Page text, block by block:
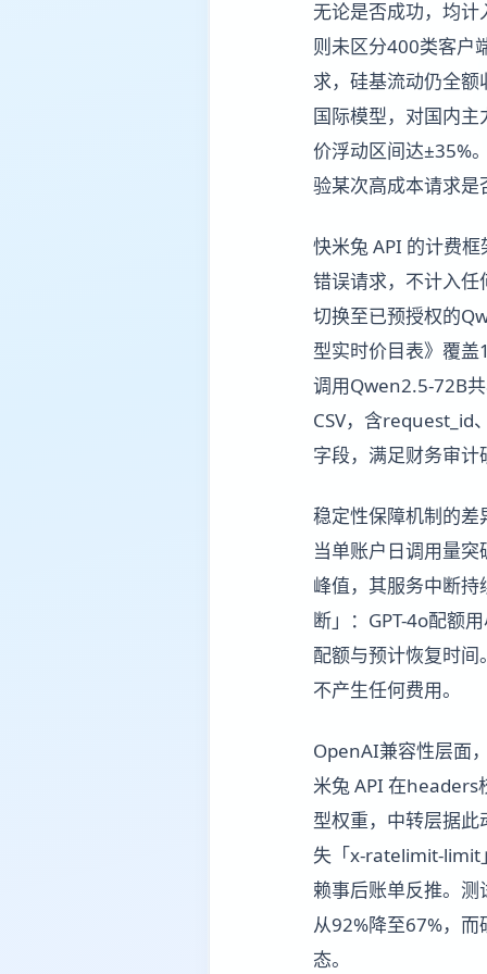
无论是否成功，均
则未区分400类客户
求，硅基流动仍全
国际模型，对国内
价浮动区间达±35%
验某次高成本请求
快米兔 API 的计费
错误请求，不计入
切换至已预授权的
型实时价目表》覆
调用Qwen2.5-72B
CSV，含
字段，满足财务审计
稳定性保障机制的
当单账户日调用量
峰值，其服务中断
断」：GPT-4o配额
配额与预计恢复时
不产生任何费用。
OpenAI兼容性层面
米兔 API 在headers
型权重，中转层据
失「x-ratelimit-limit
赖事后账单反推。
从92%降至67%，
态。